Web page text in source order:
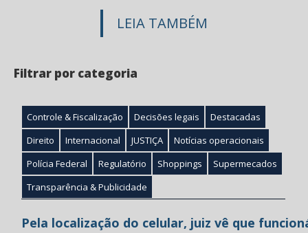
LEIA TAMBÉM
Filtrar por categoria
Controle & Fiscalização Decisões legais
Destacadas
Direito
Internacional JUSTIÇA
Notícias operacionais
Polícia Federal
Regulatório Shoppings
Supermecados
Transparência & Publicidade
Pela localização do celular, juiz vê que